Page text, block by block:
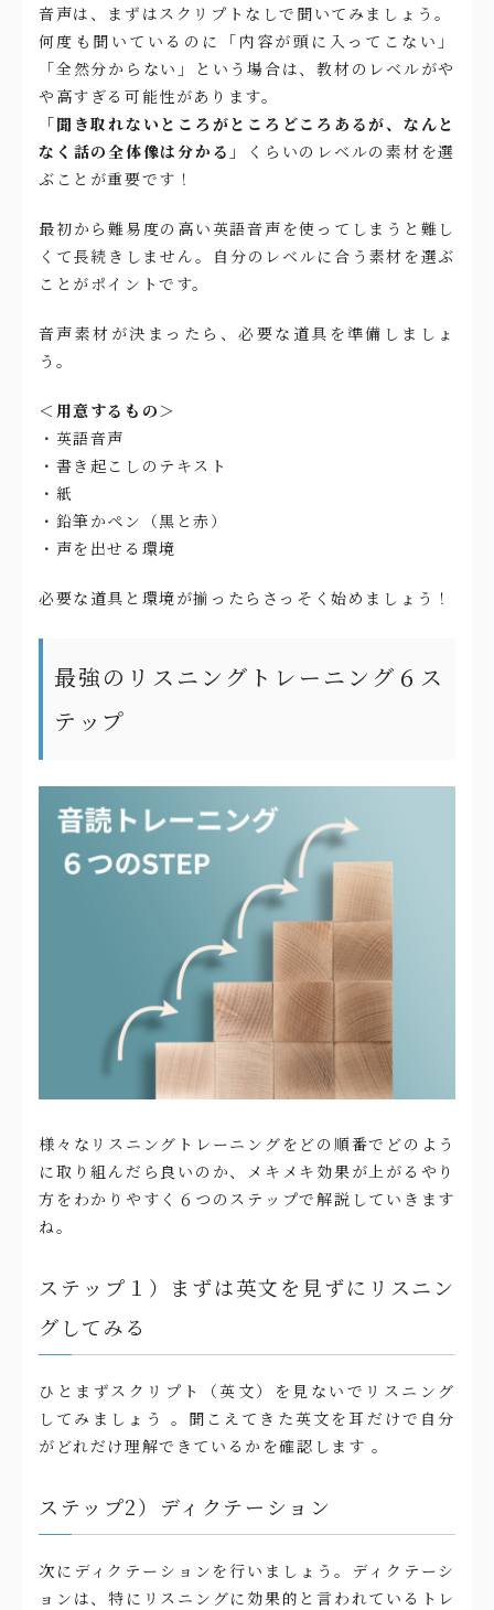
音声は、まずはスクリプトなしで聞いてみましょう。
何度も聞いているのに「内容が頭に入ってこない」
「全然分からない」という場合は、教材のレベルがや
や高すぎる可能性があります。
「聞き取れないところがところどころあるが、なんと
なく話の全体像は分かる」
くらいのレベルの素材を選
ぶことが重要です！
最初から難易度の高い英語音声を使ってしまうと難し
くて長続きしません。自分のレベルに合う素材を選ぶ
ことがポイントです。
音声素材が決まったら、必要な道具を準備しましょ
う。
＜用意するもの＞
・英語音声
・書き起こしのテキスト
・紙
・鉛筆かペン（黒と赤）
・声を出せる環境
必要な道具と環境が揃ったらさっそく始めましょう！
最強のリスニングトレーニング６ス
テップ
様々なリスニングトレーニングをどの順番でどのよう
に取り組んだら良いのか、メキメキ効果が上がるやり
方をわかりやすく６つのステップで解説していきます
ね。
ステップ１）まずは英文を見ずにリスニン
グしてみる
ひとまずスクリプト（英文）を見ないでリスニング
してみましょう 。聞こえてきた英文を耳だけで自分
がどれだけ理解できているかを確認します 。
ステップ2）ディクテーション
次にディクテーションを行いましょう。ディクテーシ
ョンは、特にリスニングに効果的と言われているトレ